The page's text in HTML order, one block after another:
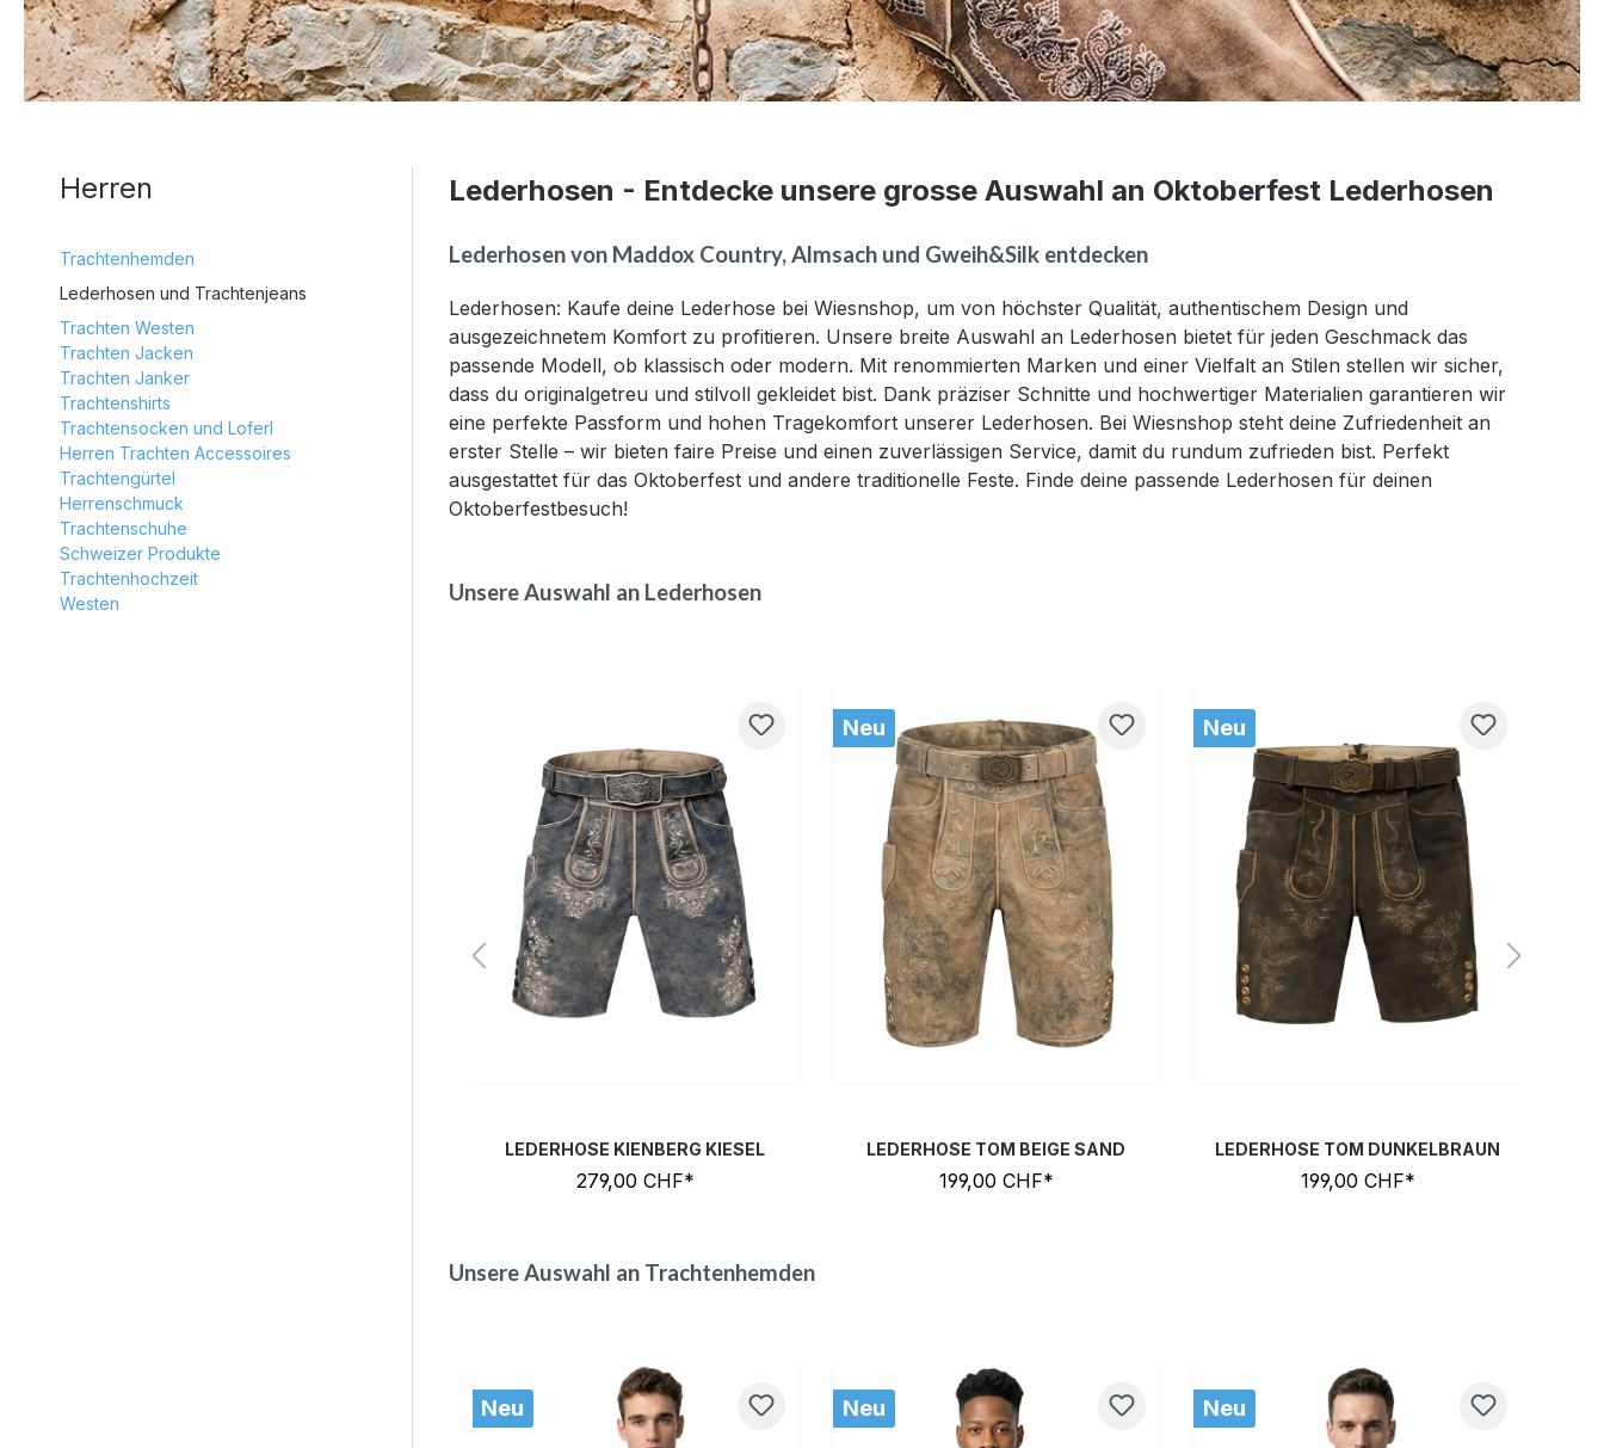
Herren
Trachtenhemden
Lederhosen und Trachtenjeans
Trachten Westen
Trachten Jacken
Trachten Janker
Trachtenshirts
Trachtensocken und Loferl
Herren Trachten Accessoires
Trachtengürtel
Herrenschmuck
Trachtenschuhe
Schweizer Produkte
Trachtenhochzeit
Westen
Lederhosen - Entdecke unsere grosse Auswahl an Oktoberfest Lederhosen
Lederhosen von Maddox Country, Almsach und Gweih&Silk entdecken
Lederhosen: Kaufe deine Lederhose bei Wiesnshop, um von höchster Qualität, authentischem Design und
ausgezeichnetem Komfort zu profitieren. Unsere breite Auswahl an Lederhosen bietet für jeden Geschmack das
passende Modell, ob klassisch oder modern. Mit renommierten Marken und einer Vielfalt an Stilen stellen wir sicher,
dass du originalgetreu und stilvoll gekleidet bist. Dank präziser Schnitte und hochwertiger Materialien garantieren wir
eine perfekte Passform und hohen Tragekomfort unserer Lederhosen. Bei Wiesnshop steht deine Zufriedenheit an
erster Stelle – wir bieten faire Preise und einen zuverlässigen Service, damit du rundum zufrieden bist. Perfekt
ausgestattet für das Oktoberfest und andere traditionelle Feste. Finde deine passende Lederhosen für deinen
Oktoberfestbesuch!
Unsere Auswahl an Lederhosen
(Diese Option ist zurzeit nicht verfügbar.)
(Diese Option ist zurzeit nicht verfügbar.)
44 46 48(Diese Option ist zurzeit nicht verfügbar.)
54(Diese Option ist zurzeit nicht verfügbar.)
56 58
LEDERHOSE KIENBERG KIESEL
279,00 CHF*
Neu
44 46 48 50 52 54 56
58
LEDERHOSE TOM BEIGE SAND
199,00 CHF*
Neu
44 50 52 56
58
LEDERHOSE TOM DUNKELBRAUN
199,00 CHF*
Unsere Auswahl an Trachtenhemden
Produktgalerie überspringen
Neu Neu Neu